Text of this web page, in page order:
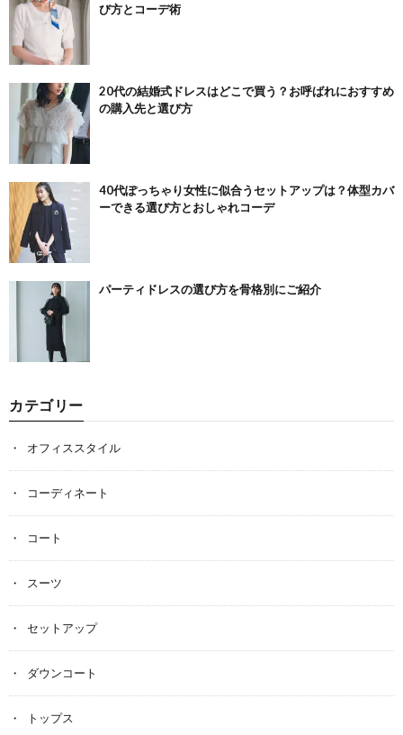
び方とコーデ術
20代の結婚式ドレスはどこで買う？お呼ばれにおすすめ
の購入先と選び方
40代ぽっちゃり女性に似合うセットアップは？体型カバ
ーできる選び方とおしゃれコーデ
パーティドレスの選び方を骨格別にご紹介
カテゴリー
オフィススタイル
コーディネート
コート
スーツ
セットアップ
ダウンコート
トップス